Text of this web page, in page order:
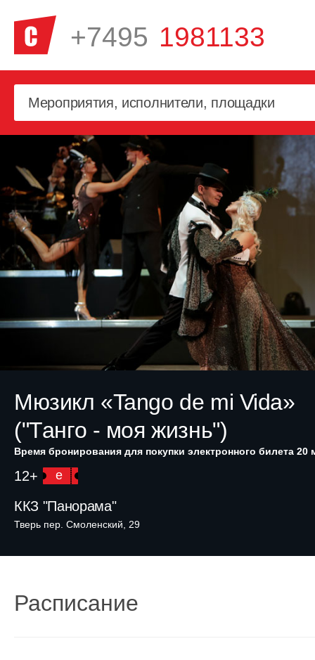
+7495 1981133
Мюзикл «Tango de mi Vida»
("Танго - моя жизнь")
Время бронирования для покупки электронного билета 20
12+ e
ККЗ "Панорама"
Тверь пер. Смоленский, 29
Расписание